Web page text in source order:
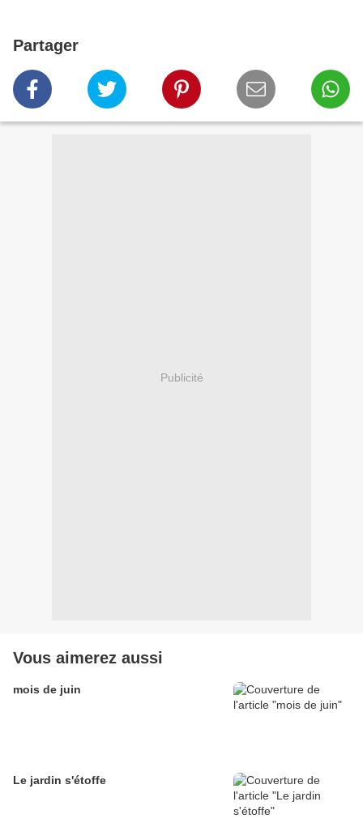
Partager
Publicité
Vous aimerez aussi
mois de juin
Le jardin s'étoffe